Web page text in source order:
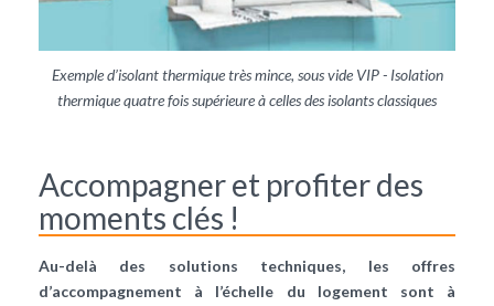
Exemple d’isolant thermique très mince, sous vide VIP - Isolation
thermique quatre fois supérieure à celles des isolants classiques
Accompagner et profiter des
moments clés !
Au-delà des solutions techniques, les offres
d’accompagnement à l’échelle du logement sont à